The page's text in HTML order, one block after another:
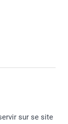
nous la plus
à vos
sur se site